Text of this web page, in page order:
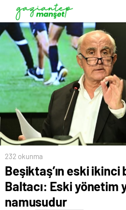
232 okunma
Beşiktaş’ın eski ikinci
Baltacı: Eski yönetim
namusudur